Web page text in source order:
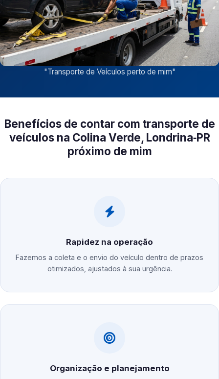
"Transporte de Veículos perto de mim"
Benefícios de contar com transporte de
veículos na Colina Verde, Londrina‑PR
próximo de mim
Rapidez na operação
Fazemos a coleta e o envio do veículo dentro de prazos
otimizados, ajustados à sua urgência.
Organização e planejamento